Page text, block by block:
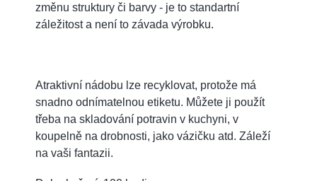
změnu struktury či barvy - je to standartní
záležitost a není to závada výrobku.
Atraktivní nádobu lze recyklovat, protože má
snadno odnímatelnou etiketu. Můžete ji použít
třeba na skladování potravin v kuchyni, v
koupelně na drobnosti, jako vázičku atd. Záleží
na vaši fantazii.